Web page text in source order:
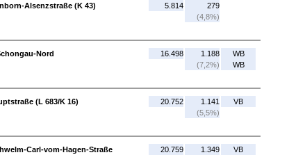
Alsenzstraße (K 43)
5.814
279
(4,8%)
Nord
16.498
1.188
(7,2%)
WB
WB
(L 683/K 16)
20.752
1.141
(5,5%)
VB
Carl-vom-Hagen-Straße
20.759
1.349
VB